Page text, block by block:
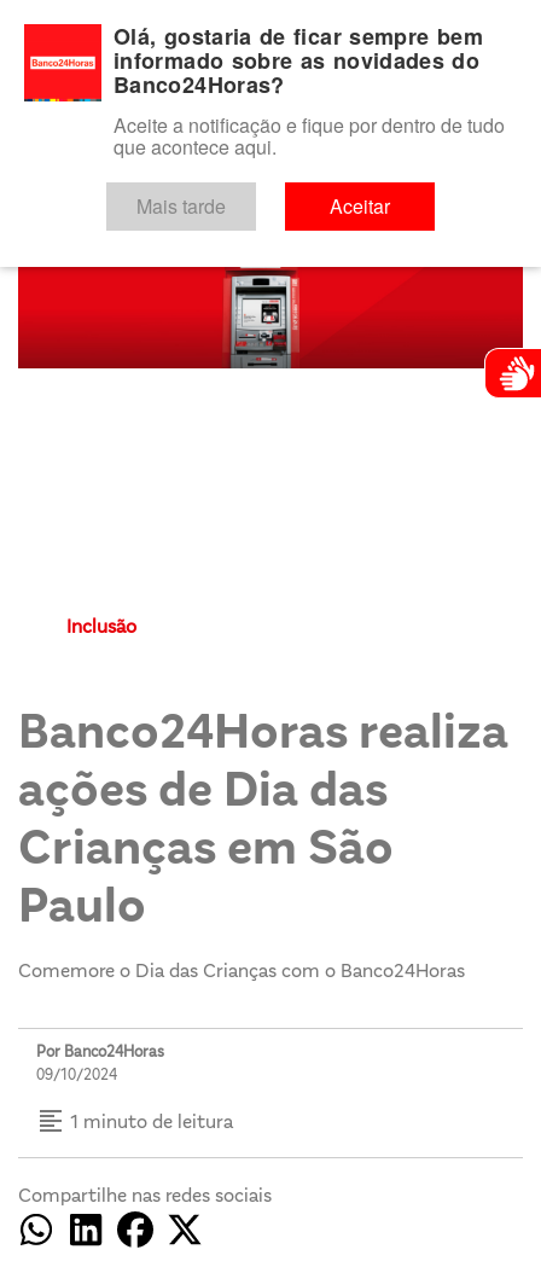
Inclusão
Banco24Horas realiza
ações de Dia das
Crianças em São
Paulo
Comemore o Dia das Crianças com o Banco24Horas
Por Banco24Horas
09/10/2024
format_align_left 1 minuto de leitura
Compartilhe nas redes sociais
Olá, gostaria de ficar sempre bem
informado sobre as novidades do
Banco24Horas?
Aceite a notificação e fique por dentro de tudo
que acontece aqui.
Mais tarde Aceitar